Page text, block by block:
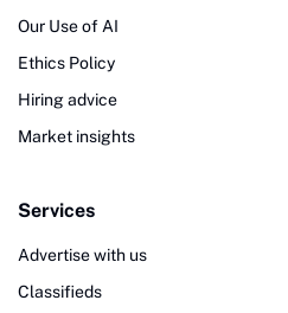
Our Use of AI
Ethics Policy
Hiring advice
Market insights
Services
Advertise with us
Classifieds